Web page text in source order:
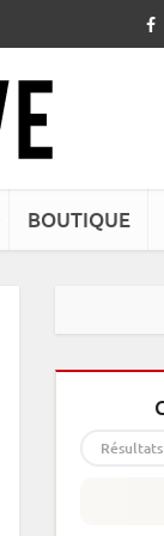
BOUTIQUE
Résultats